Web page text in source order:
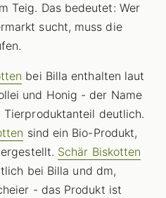
Teig. Das bedeutet: Wer
sucht, muss die
bei Billa enthalten laut
und Honig - der Name
deutlich.
sind ein Bio-Produkt,
Schär Biskotten
bei Billa und dm,
- das Produkt ist